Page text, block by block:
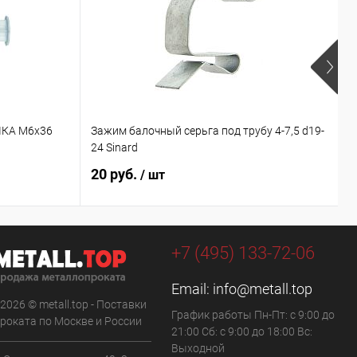
М6х36
Зажим балочный серьга под трубу 4-7,5 d19-
24 Sinard
20 руб. / шт
© metall.top - Поставки
по Москве и России
+7 (495) 133-72-06
Email: info@metall.top
График работы Пн-Пт: с 9:00 до
21:00 Сб: с 9:00 до 18:00 Вс:
Выходной